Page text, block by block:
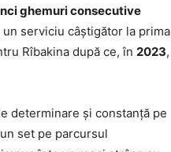
ghemuri consecutive
serviciu câştigător la prima
Rîbakina după ce, în 2023,
determinare şi constanţă pe
set pe parcursul